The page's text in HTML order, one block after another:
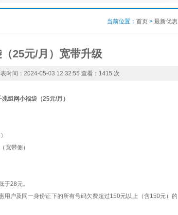
当前位置： 首页 > 最新优惠
25元/月）宽带升级
时间：2024-05-03 12:32:55 查看： 1415 次
兆组网小福袋（25元/月）
宽带侧）
于28元。
户及同一身份证下的所有号码欠费超过150元以上（含150元）的